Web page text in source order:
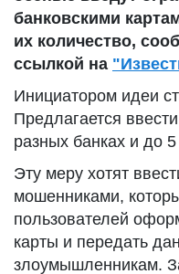
банковскими
их количество,
ссылкой на
Инициатором идеи
Предлагается
разных банках и до
Эту меру хотят
мошенниками,
пользователей
карты и передать
злоумышленникам.